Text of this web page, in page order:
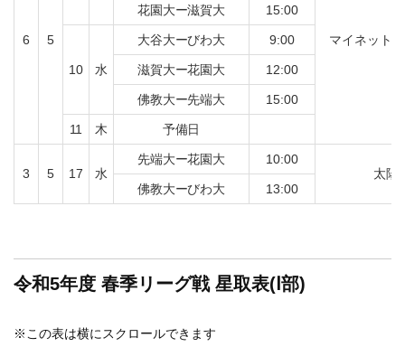
6 5 マイネット
花園大ー滋賀大 15:00
10 水
大谷大ーびわ大 9:00
滋賀大ー花園大 12:00
佛教大ー先端大 15:00
11 木 予備日
3 5 17 水
先端大ー花園大
10:00
太陽
佛教大ーびわ大
13:00
令和5年度 春季リーグ戦 星取表(Ⅰ部)
※この表は横にスクロールできます